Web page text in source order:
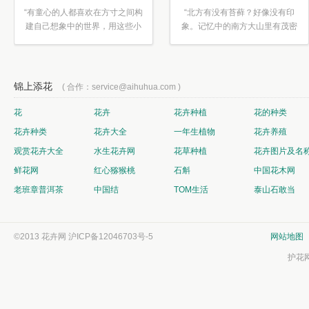
“有童心的人都喜欢在方寸之间构
建自己想象中的世界，用这些小
“北方有没有苔藓？好像没有印
象。记忆中的南方大山里有茂密
锦上添花 ( 合作：service@aihuhua.com )
花 花卉 花卉种植
花的种类
花卉种类
花卉大全 一年生植物
花卉养殖
观赏花卉大全
水生花卉网 花草种植
花卉图片及名
鲜花网
红心猕猴桃 石斛
中国花木网
老班章普洱茶
中国结 TOM生活 泰山石敢当
©2013 花卉网 沪ICP备12046703号-5 网站地图
护花